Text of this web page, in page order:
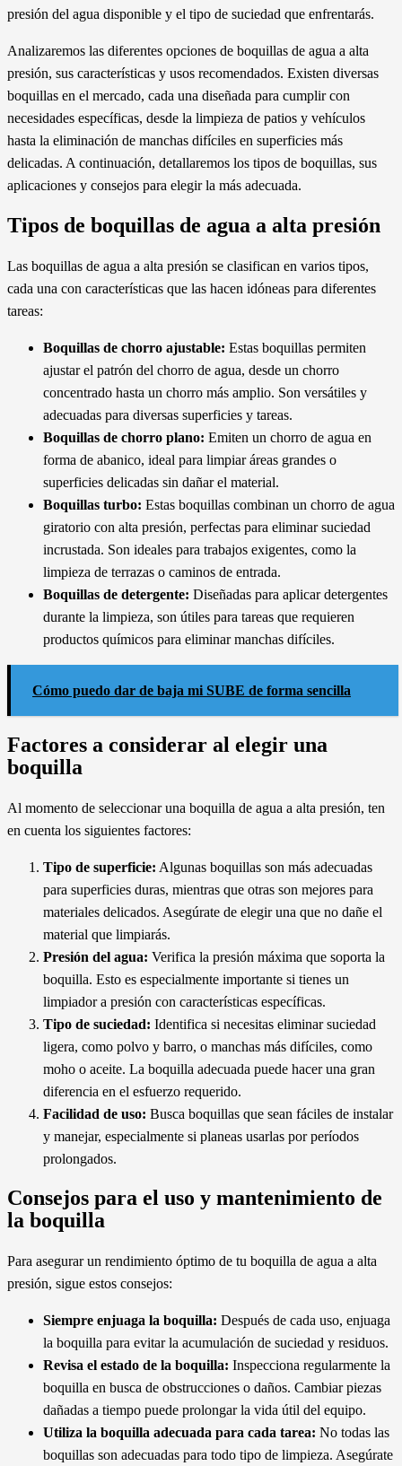
presión del agua disponible y el tipo de suciedad que enfrentarás.
Analizaremos las diferentes opciones de boquillas de agua a alta
presión, sus características y usos recomendados. Existen diversas
boquillas en el mercado, cada una diseñada para cumplir con
necesidades específicas, desde la limpieza de patios y vehículos
hasta la eliminación de manchas difíciles en superficies más
delicadas. A continuación, detallaremos los tipos de boquillas, sus
aplicaciones y consejos para elegir la más adecuada.
Tipos de boquillas de agua a alta presión
Las boquillas de agua a alta presión se clasifican en varios tipos,
cada una con características que las hacen idóneas para diferentes
tareas:
Boquillas de chorro ajustable: Estas boquillas permiten
ajustar el patrón del chorro de agua, desde un chorro
concentrado hasta un chorro más amplio. Son versátiles y
adecuadas para diversas superficies y tareas.
Boquillas de chorro plano: Emiten un chorro de agua en
forma de abanico, ideal para limpiar áreas grandes o
superficies delicadas sin dañar el material.
Boquillas turbo: Estas boquillas combinan un chorro de agua
giratorio con alta presión, perfectas para eliminar suciedad
incrustada. Son ideales para trabajos exigentes, como la
limpieza de terrazas o caminos de entrada.
Boquillas de detergente: Diseñadas para aplicar detergentes
durante la limpieza, son útiles para tareas que requieren
productos químicos para eliminar manchas difíciles.
Cómo puedo dar de baja mi SUBE de forma sencilla
Factores a considerar al elegir una
boquilla
Al momento de seleccionar una boquilla de agua a alta presión, ten
en cuenta los siguientes factores:
Tipo de superficie: Algunas boquillas son más adecuadas
para superficies duras, mientras que otras son mejores para
materiales delicados. Asegúrate de elegir una que no dañe el
material que limpiarás.
Presión del agua: Verifica la presión máxima que soporta la
boquilla. Esto es especialmente importante si tienes un
limpiador a presión con características específicas.
Tipo de suciedad: Identifica si necesitas eliminar suciedad
ligera, como polvo y barro, o manchas más difíciles, como
moho o aceite. La boquilla adecuada puede hacer una gran
diferencia en el esfuerzo requerido.
Facilidad de uso: Busca boquillas que sean fáciles de instalar
y manejar, especialmente si planeas usarlas por períodos
prolongados.
Consejos para el uso y mantenimiento de
la boquilla
Para asegurar un rendimiento óptimo de tu boquilla de agua a alta
presión, sigue estos consejos:
Siempre enjuaga la boquilla: Después de cada uso, enjuaga
la boquilla para evitar la acumulación de suciedad y residuos.
Revisa el estado de la boquilla: Inspecciona regularmente la
boquilla en busca de obstrucciones o daños. Cambiar piezas
dañadas a tiempo puede prolongar la vida útil del equipo.
Utiliza la boquilla adecuada para cada tarea: No todas las
boquillas son adecuadas para todo tipo de limpieza. Asegúrate